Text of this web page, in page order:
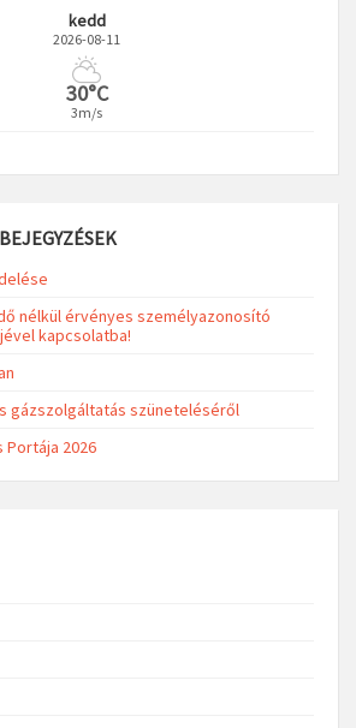
kedd
2026-08-11
30°C
3m/s
nélkül érvényes személyazonosító
kapcsolatba!
gázszolgáltatás szüneteléséről
Portája 2026